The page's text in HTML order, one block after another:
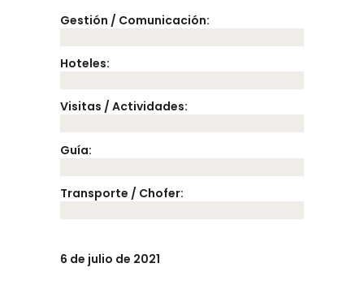
Gestión / Comunicación:
Hoteles:
Visitas / Actividades:
Guía:
Transporte / Chofer:
6 de julio de 2021